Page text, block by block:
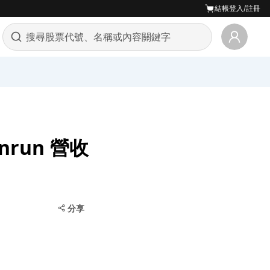
結帳登入/註冊
營收
分享